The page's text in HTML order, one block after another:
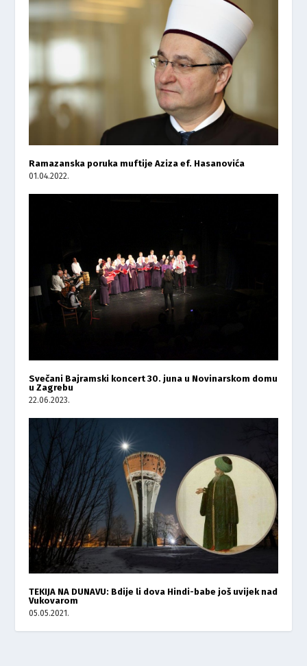
Ramazanska poruka muftije Aziza ef. Hasanovića
01.04.2022.
Svečani Bajramski koncert 30. juna u Novinarskom domu
u Zagrebu
22.06.2023.
TEKIJA NA DUNAVU: Bdije li dova Hindi-babe još uvijek nad
Vukovarom
05.05.2021.